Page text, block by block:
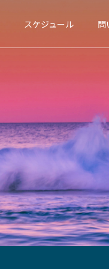
スケジュール 問